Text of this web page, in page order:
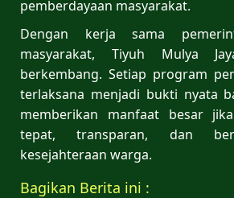
pemberdayaan masyarakat.
Dengan kerja sama
masyarakat, Tiyuh Mulya
berkembang. Setiap program
terlaksana menjadi bukti nyata
memberikan manfaat besar
tepat, transparan, dan
kesejahteraan warga.
Bagikan Berita ini :